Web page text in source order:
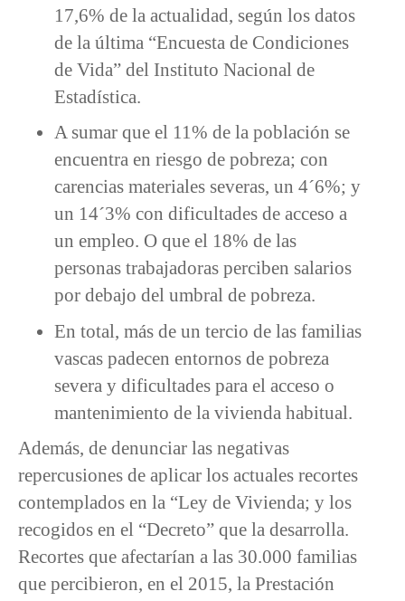
17,6% de la actualidad, según los datos
de la última “Encuesta de Condiciones
de Vida” del Instituto Nacional de
Estadística.
A sumar que el 11% de la población se
encuentra en riesgo de pobreza; con
carencias materiales severas, un 4´6%; y
un 14´3% con dificultades de acceso a
un empleo. O que el 18% de las
personas trabajadoras perciben salarios
por debajo del umbral de pobreza.
En total, más de un tercio de las familias
vascas padecen entornos de pobreza
severa y dificultades para el acceso o
mantenimiento de la vivienda habitual.
Además, de denunciar las negativas
repercusiones de aplicar los actuales recortes
contemplados en la “Ley de Vivienda; y los
recogidos en el “Decreto” que la desarrolla.
Recortes que afectarían a las 30.000 familias
que percibieron, en el 2015, la Prestación